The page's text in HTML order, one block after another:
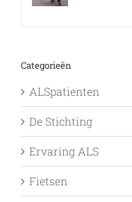
Categorieën
ALSpatienten
De Stichting
Ervaring ALS
Fietsen